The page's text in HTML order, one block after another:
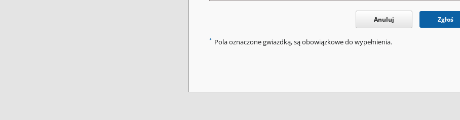
Anuluj Zgłoś
* Pola oznaczone gwiazdką, są obowiązkowe do wypełnienia.